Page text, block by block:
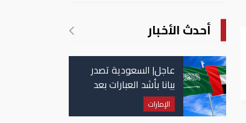
أحدث الأخبار
عاجل| السعودية تصدر
بيانا بأشد العبارات بعد
استهداف إيران لناقلة
إماراتية
الإمارات